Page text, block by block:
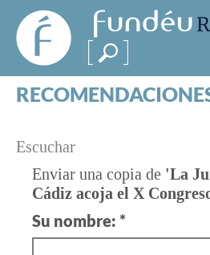
FundéuRAE
- Fundación
del Español
Urgente
ESPECIALES
NOTICIAS
SOBRE LA
¿TIENES
UNA
DUDA?
Consúltanos
Escuchar
Enviar una copia de 'La
Cádiz acoja el X
Su nombre: *